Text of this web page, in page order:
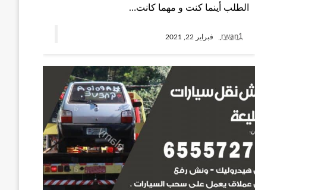
الطلب أينما كنت و مهما كانت…
rwan1 فبراير 22, 2021